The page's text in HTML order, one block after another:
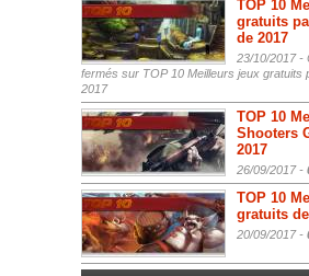
TOP 10
gratuits
de 2017
23/10/2017 -
fermés sur TOP 10 Meilleurs jeux gratuits
2017
TOP 10
Shooters
2017
26/09/2017 -
TOP 10
gratuits
20/09/2017 -